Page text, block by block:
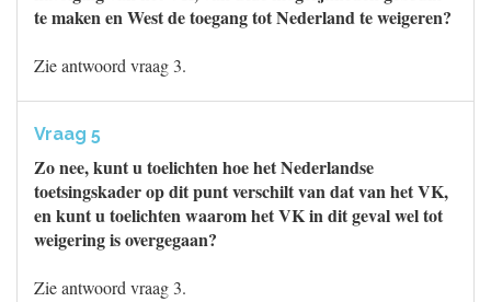
te maken en West de toegang tot Nederland te weigeren?
Zie antwoord vraag 3.
Vraag 5
Zo nee, kunt u toelichten hoe het Nederlandse
toetsingskader op dit punt verschilt van dat van het VK,
en kunt u toelichten waarom het VK in dit geval wel tot
weigering is overgegaan?
Zie antwoord vraag 3.